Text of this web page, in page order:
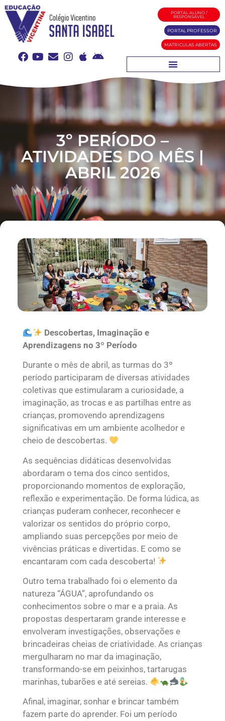
PORTAL ALUNO /
RESPONSÁVEL
PORTAL PROFESSOR
MATRICULAS ABERTAS
3º PERÍODO –
ATIVIDADES DO MÊS |
ABRIL 2026
Descobertas, Imaginação e
Aprendizagens no 3º Período
Durante o mês de abril, as turmas do 3º
período participaram de diversas atividades
coletivas que estimularam a curiosidade, a
imaginação, as trocas e as partilhas entre as
crianças, promovendo aprendizagens
significativas em um ambiente acolhedor e
cheio de descobertas.
As sequências didáticas desenvolvidas
abordaram o tema dos cinco sentidos,
proporcionando momentos de exploração,
reflexão e experimentação. De forma lúdica, as
crianças puderam conhecer, reconhecer e
valorizar os sentidos do próprio corpo,
ampliando suas percepções por meio de
vivências práticas e divertidas. E como se
encantaram com cada descoberta!
Outro tema trabalhado foi o elemento da
natureza “ÁGUA”, aprofundando os
conhecimentos sobre o mar e a praia. As
propostas despertaram grande interesse e
envolveram investigações, observações e
brincadeiras cheias de criatividade. As crianças
mergulharam no mar da imaginação,
transformando-se em peixinhos, tartarugas
marinhas, tubarões e até sereias.
Afinal, imaginar, sonhar e brincar também
fazem parte do aprender. Foi um período